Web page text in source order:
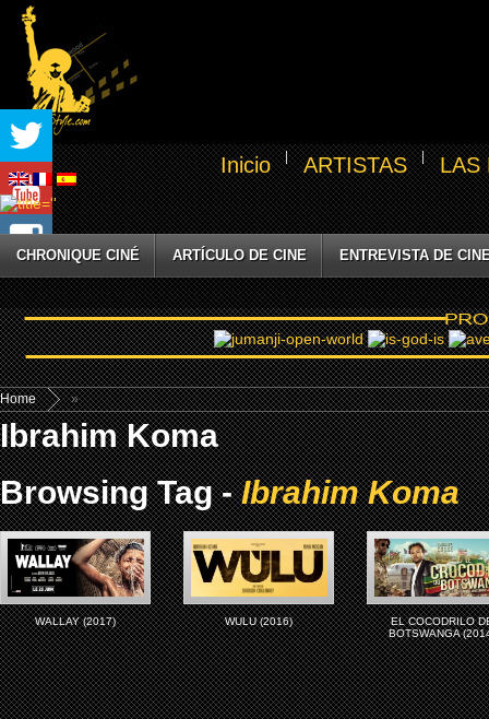
Inicio ARTISTAS LAS
CHRONIQUE CINÉ ARTÍCULO DE CINE ENTREVISTA DE
Home »
Ibrahim Koma
Browsing Tag -Ibrahim Koma
WALLAY (2017) WULU (2016)
EL COCODRILO
BOTSWANGA